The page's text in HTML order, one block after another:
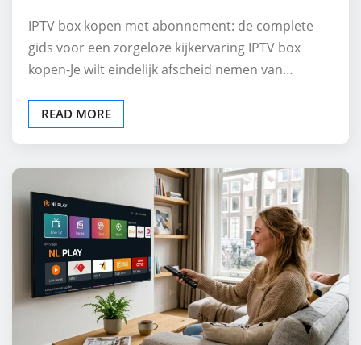
IPTV box kopen met abonnement: de complete
gids voor een zorgeloze kijkervaring IPTV box
kopen-Je wilt eindelijk afscheid nemen van…
READ MORE